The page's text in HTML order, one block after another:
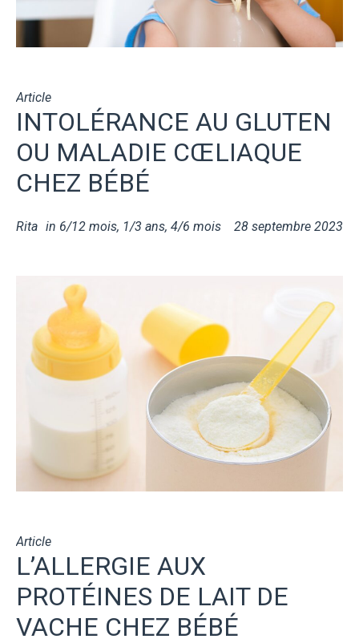
Article
INTOLÉRANCE AU GLUTEN
OU MALADIE CŒLIAQUE
CHEZ BÉBÉ
28 septembre 2023
Rita in 6/12 mois, 1/3 ans, 4/6 mois
Article
L’ALLERGIE AUX
PROTÉINES DE LAIT DE
VACHE CHEZ BÉBÉ